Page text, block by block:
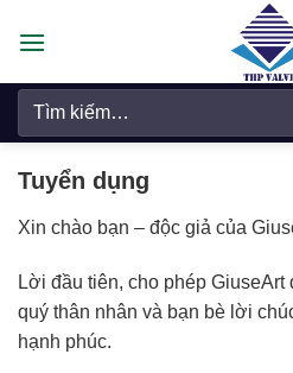
đến
dung
Tìm
Tuyển dụng
Xin chào bạn – độc giả của
Lời đầu tiên, cho phép
quý thân nhân và bạn bè lời
hạnh phúc.